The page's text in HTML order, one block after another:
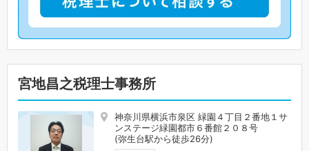
宮地昌之税理士事務所
神奈川県横浜市泉区 緑園４丁目２番地１サ
ンステージ緑園都市６番館２０８号
(弥生台駅から徒歩26分)